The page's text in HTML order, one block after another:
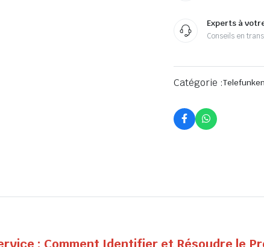
Experts à
Conseils en
Catégorie :Telefunken
: Comment Identifier et Résoudre le